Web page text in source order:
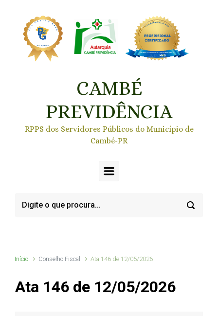
CAMBÉ
PREVIDÊNCIA
RPPS dos Servidores Públicos do Município de
Cambé-PR
Início Conselho Fiscal Ata 146 de 12/05/2026
Ata 146 de 12/05/2026